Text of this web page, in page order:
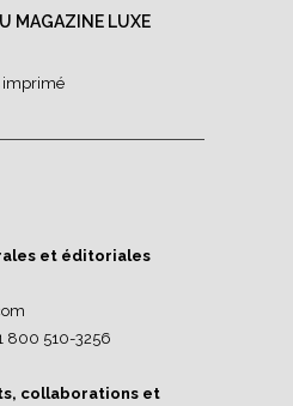
MAGAZINE LUXE
imprimé
et éditoriales
800 510-3256
collaborations et